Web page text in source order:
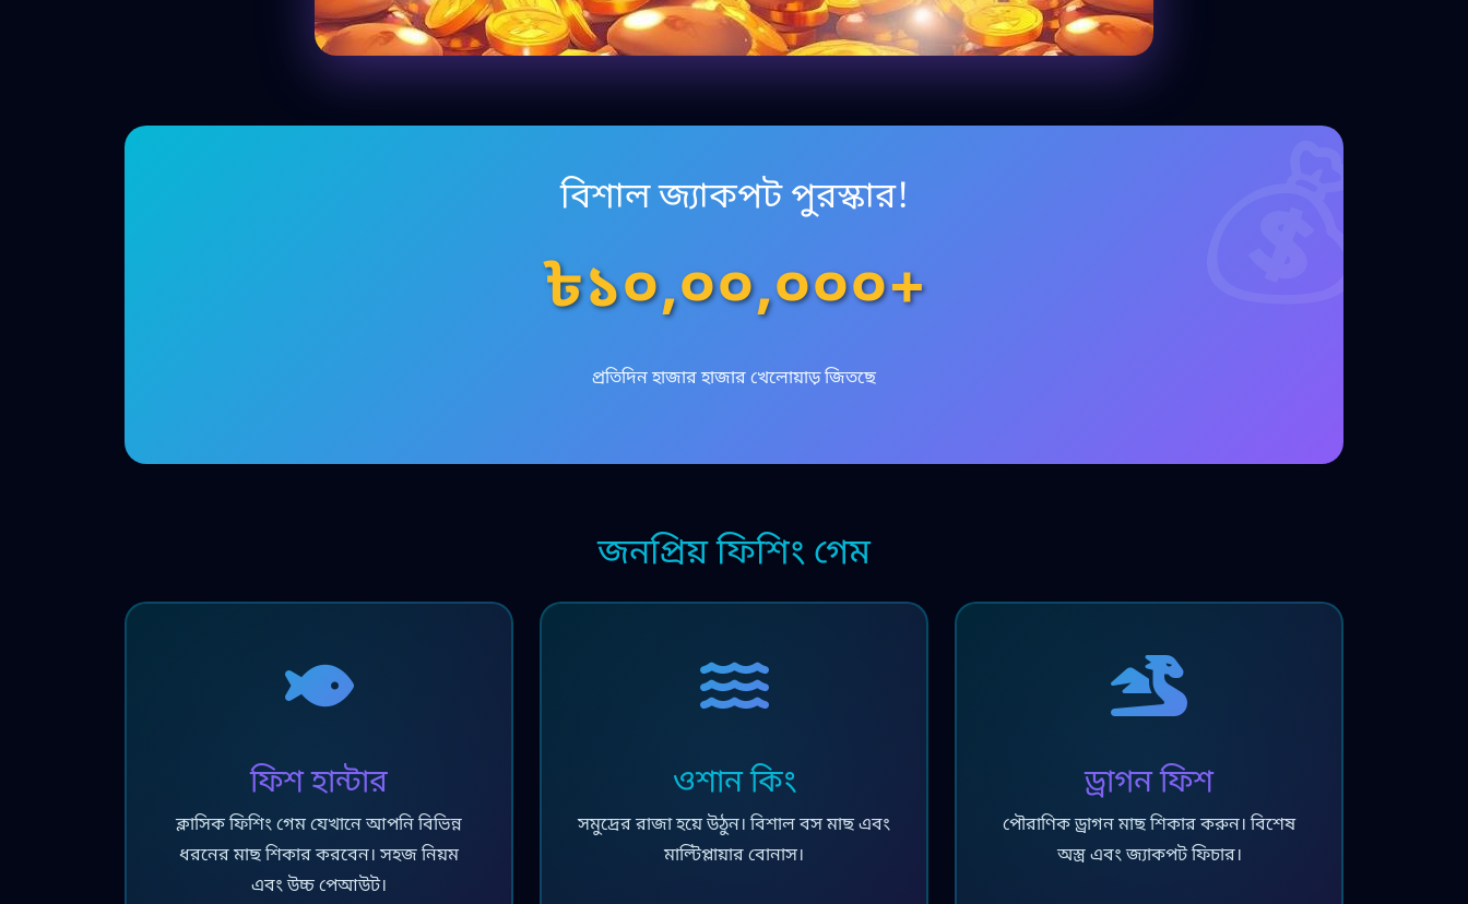
বিশাল জ্যাকপট পুরস্কার!
৳১০,০০,০০০+
প্রতিদিন হাজার হাজার খেলোয়াড় জিতছে
জনপ্রিয় ফিশিং গেম
ফিশ হান্টার
ক্লাসিক ফিশিং গেম যেখানে আপনি বিভিন্ন
ধরনের মাছ শিকার করবেন। সহজ নিয়ম
এবং উচ্চ পেআউট।
ওশান কিং
সমুদ্রের রাজা হয়ে উঠুন। বিশাল বস মাছ এবং
মাল্টিপ্লায়ার বোনাস।
ড্রাগন ফিশ
পৌরাণিক ড্রাগন মাছ শিকার করুন। বিশেষ
অস্ত্র এবং জ্যাকপট ফিচার।